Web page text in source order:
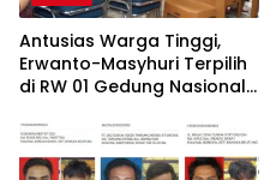
Antusias Warga Tinggi,
Erwanto-Masyhuri Terpilih
di RW 01 Gedung Nasional